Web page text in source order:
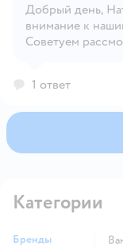
Добрый день,
внимание к
Советуем
пачке. Однако,
размер Вашему
перейти на
вопросами Вы
1 ответ
Категории
Бренды